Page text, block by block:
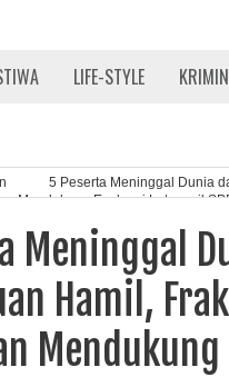
LIFE-STYLE
5 Peserta Meninggal Dunia
Mendukung Evaluasi Latsarmil
Meninggal
Hamil,